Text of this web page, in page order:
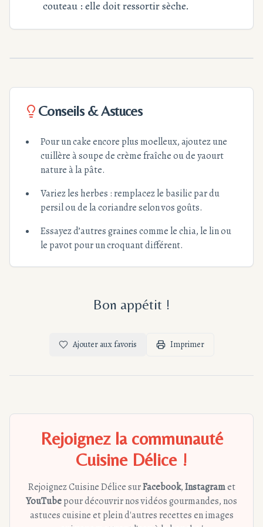
couteau : elle doit ressortir sèche.
Conseils & Astuces
Pour un cake encore plus moelleux, ajoutez une
cuillère à soupe de crème fraîche ou de yaourt
nature à la pâte.
Variez les herbes : remplacez le basilic par du
persil ou de la coriandre selon vos goûts.
Essayez d’autres graines comme le chia, le lin ou
le pavot pour un croquant différent.
Bon appétit !
Ajouter aux favoris Imprimer
Rejoignez la communauté
Cuisine Délice !
Rejoignez Cuisine Délice surFacebook,Instagramet
YouTubepour découvrir nos vidéos gourmandes, nos
astuces cuisine et plein d'autres recettes en images